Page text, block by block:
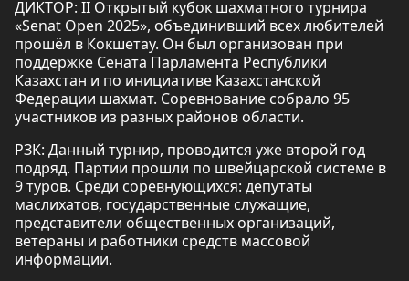
ДИКТОР: II Открытый кубок шахматного турнира
«Senat Open 2025», объединивший всех любителей
прошёл в Кокшетау. Он был организован при
поддержке Сената Парламента Республики
Казахстан и по инициативе Казахстанской
Федерации шахмат. Соревнование собрало 95
участников из разных районов области.
РЗК: Данный турнир, проводится уже второй год
подряд. Партии прошли по швейцарской системе в
9 туров. Среди соревнующихся: депутаты
маслихатов, государственные служащие,
представители общественных организаций,
ветераны и работники средств массовой
информации.